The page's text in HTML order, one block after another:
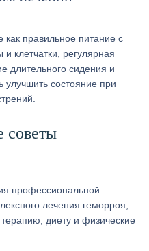
как правильное питание с
клетчатки, регулярная
длительного сидения и
улучшить состояние при
советы
профессиональной
лечения геморроя,
диету и физические